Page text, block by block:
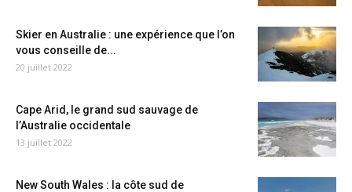
Skier en Australie : une expérience que l’on
vous conseille de...
20 juillet 2022
Cape Arid, le grand sud sauvage de
l’Australie occidentale
13 juillet 2022
New South Wales : la côte sud de